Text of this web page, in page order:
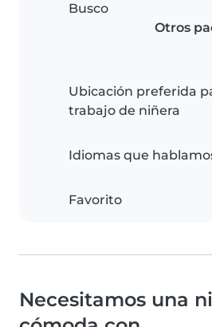
Busco
Otros
Ubicación preferida
trabajo de niñera
Idiomas que
Favorito
Necesitamos una